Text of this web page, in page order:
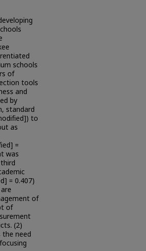
schools
of
tools
and
by
standard
to
as
=
was
= 0.407)
of
of
(2)
the need